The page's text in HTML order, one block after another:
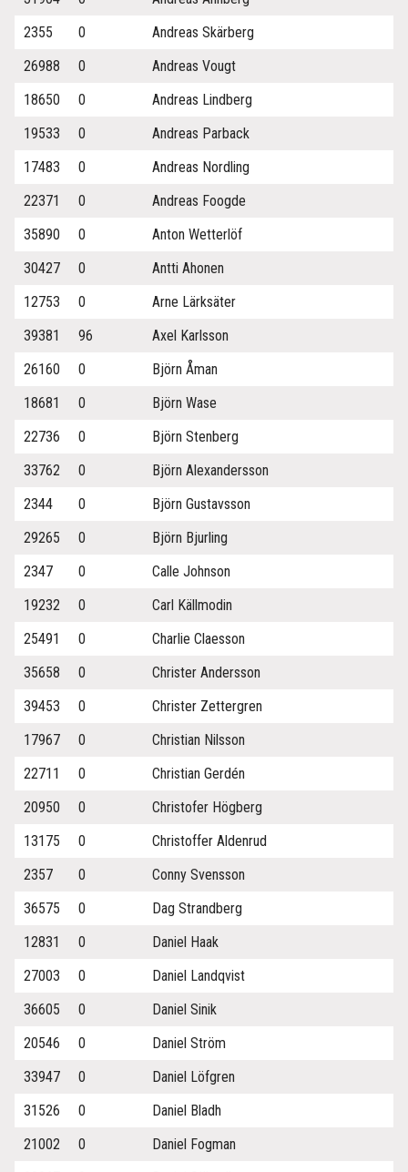
2355
0
Andreas Skärberg
26988
0
Andreas Vougt
18650
0
Andreas Lindberg
19533
0
Andreas Parback
17483
0
Andreas Nordling
22371
0
Andreas Foogde
35890
0
Anton Wetterlöf
30427
0
Antti Ahonen
12753
0
Arne Lärksäter
39381
96
Axel Karlsson
26160
0
Björn Åman
18681
0
Björn Wase
22736
0
Björn Stenberg
33762
0
Björn Alexandersson
2344
0
Björn Gustavsson
29265
0
Björn Bjurling
2347
0
Calle Johnson
19232
0
Carl Källmodin
25491
0
Charlie Claesson
35658
0
Christer Andersson
39453
0
Christer Zettergren
17967
0
Christian Nilsson
22711
0
Christian Gerdén
20950
0
Christofer Högberg
13175
0
Christoffer Aldenrud
2357
0
Conny Svensson
36575
0
Dag Strandberg
12831
0
Daniel Haak
27003
0
Daniel Landqvist
36605
0
Daniel Sinik
20546
0
Daniel Ström
33947
0
Daniel Löfgren
31526
0
Daniel Bladh
21002
0
Daniel Fogman